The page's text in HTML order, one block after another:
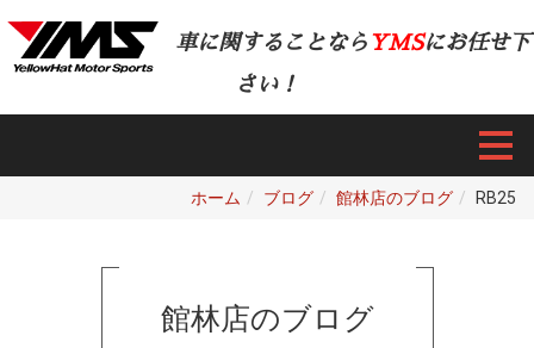
車に関することなら YMSにお任せ下
さい！
ホーム ブログ 館林店のブログ RB25
館林店のブログ